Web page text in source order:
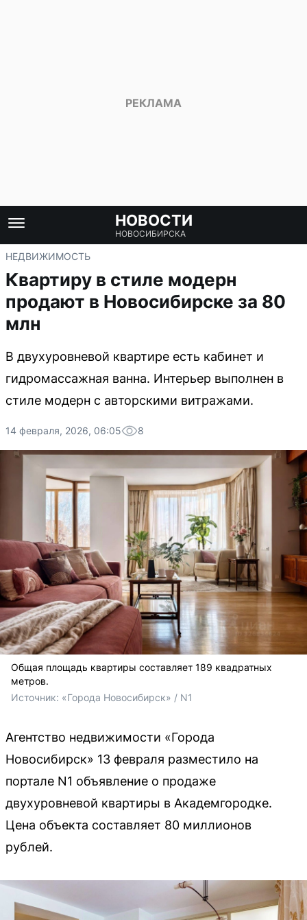
НОВОСТИ
НОВОСИБИРСКА
НЕДВИЖИМОСТЬ
Квартиру в стиле модерн
продают в Новосибирске за 80
млн
В двухуровневой квартире есть кабинет и
гидромассажная ванна. Интерьер выполнен в
стиле модерн с авторскими витражами.
14 февраля, 2026, 06:05 8
Общая площадь квартиры составляет 189 квадратных
метров.
Источник: «Города Новосибирск» / N1
Агентство недвижимости «Города
Новосибирск» 13 февраля разместило на
портале N1 объявление о продаже
двухуровневой квартиры в Академгородке.
Цена объекта составляет 80 миллионов
рублей.